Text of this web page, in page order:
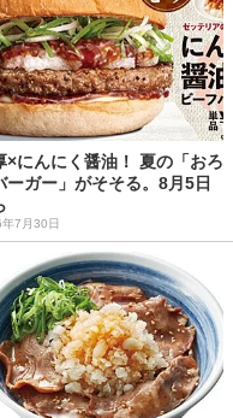
×にんにく醤油！ 夏の「おろ
ーガー」がそそる。8月5日
7月30日